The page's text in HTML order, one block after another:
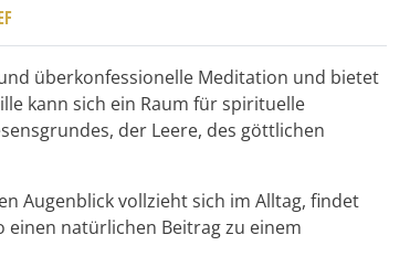
überkonfessionelle Meditation und bietet
kann sich ein Raum für spirituelle
der Leere, des göttlichen
Augenblick vollzieht sich im Alltag, findet
natürlichen Beitrag zu einem